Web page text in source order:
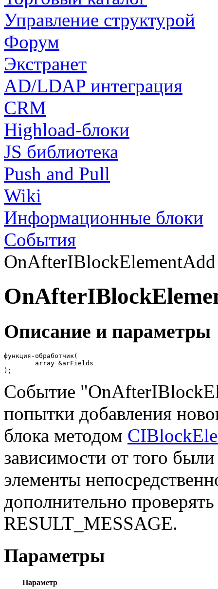
Управление структурой
Форум
Экстранет
AD/LDAP интеграция
CRM
Highload-блоки
JS библиотека
Push and Pull
Wiki
Информационные блоки
События
Описание и параметры
функция-обработчик(
);
Событие
попытки добавления
блока методом
зависимости от того
элементы
дополнительно
RESULT_MESSAGE.
Параметры
Параметр